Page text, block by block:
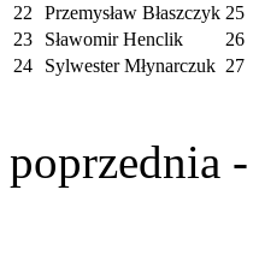
22
Przemysław Błaszczyk 25
23
Sławomir Henclik 26
24
Sylwester Młynarczuk 27
poprzednia -